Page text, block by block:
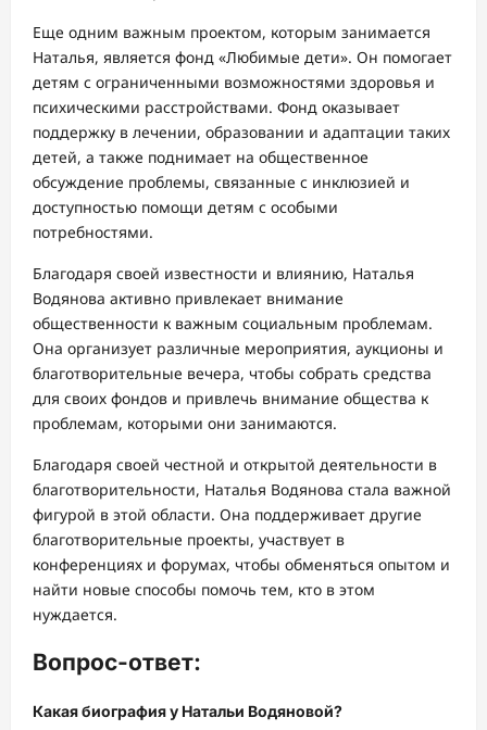
Еще одним важным проектом, которым занимается
Наталья, является фонд «Любимые дети». Он помогает
детям с ограниченными возможностями здоровья и
психическими расстройствами. Фонд оказывает
поддержку в лечении, образовании и адаптации таких
детей, а также поднимает на общественное
обсуждение проблемы, связанные с инклюзией и
доступностью помощи детям с особыми
потребностями.
Благодаря своей известности и влиянию, Наталья
Водянова активно привлекает внимание
общественности к важным социальным проблемам.
Она организует различные мероприятия, аукционы и
благотворительные вечера, чтобы собрать средства
для своих фондов и привлечь внимание общества к
проблемам, которыми они занимаются.
Благодаря своей честной и открытой деятельности в
благотворительности, Наталья Водянова стала важной
фигурой в этой области. Она поддерживает другие
благотворительные проекты, участвует в
конференциях и форумах, чтобы обменяться опытом и
найти новые способы помочь тем, кто в этом
нуждается.
Вопрос-ответ:
Какая биография у Натальи Водяновой?